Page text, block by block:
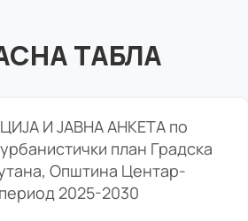
ТАБЛА
И ЈАВНА АНКЕТА по
план Градска
Општина Центар-
2025-2030